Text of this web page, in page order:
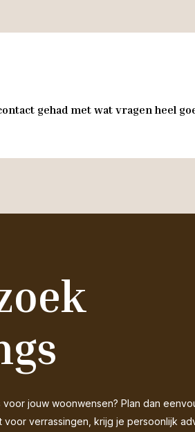
gehad met wat vragen heel
jouw woonwensen? Plan dan
verrassingen, krijg je persoonlijk